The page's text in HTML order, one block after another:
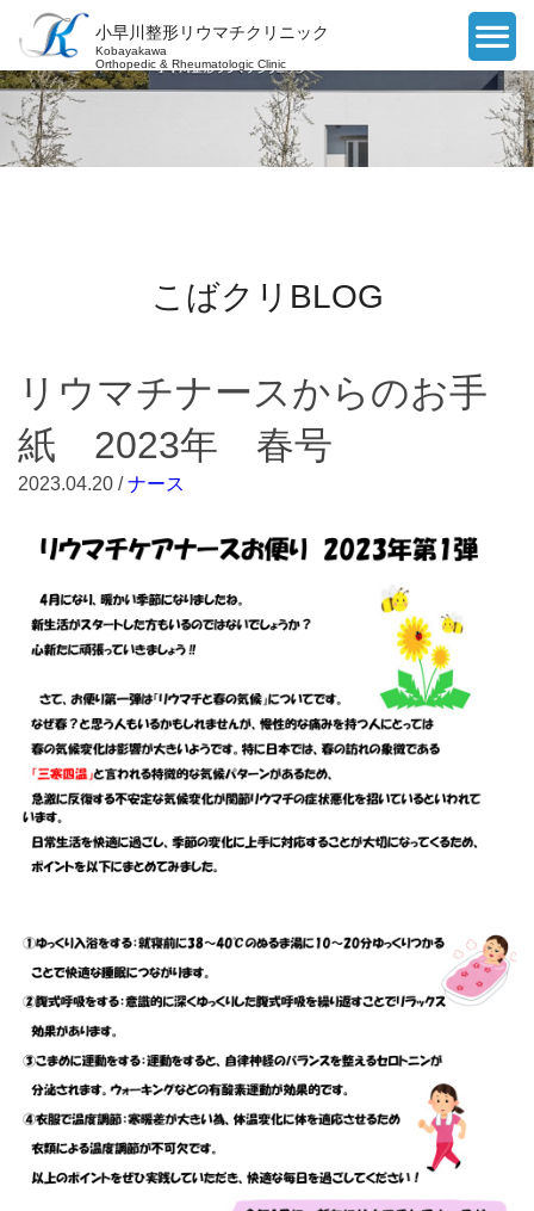
小早川整形リウマチクリニック
Kobayakawa
Orthopedic & Rheumatologic Clinic
こばクリBLOG
リウマチナースからのお手
紙 2023年 春号
2023.04.20 /ナース